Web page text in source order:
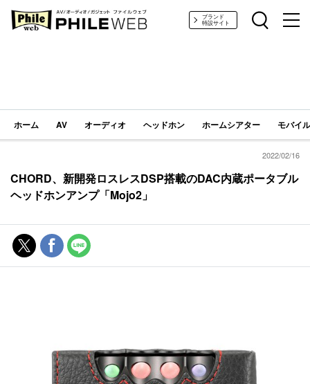
PHILE WEB｜AV/オーディオ/ガジェットブランド
特設サイト
ホーム AV オーディオ ヘッドホン ホームシアター モバイ
2022/02/16
CHORD、新開発ロスレスDSP搭載のDAC内蔵ポータブル
ヘッドホンアンプ「Mojo2」